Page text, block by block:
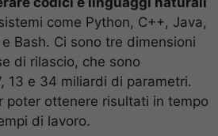
come Python, C++, Java,
Bash. Ci sono tre dimensioni
di rilascio, che sono
13 e 34 miliardi di parametri.
poter ottenere risultati in tempo
di lavoro.